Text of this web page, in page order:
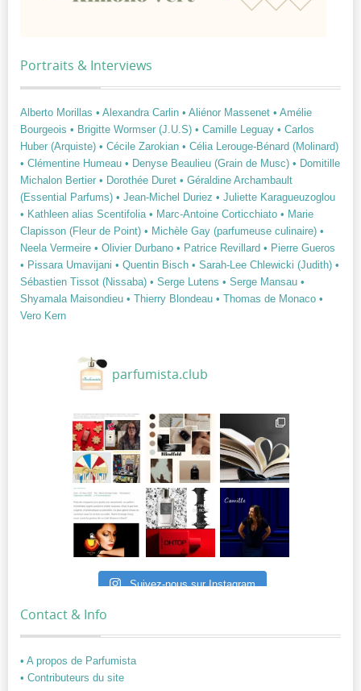
Portraits & Interviews
Alberto Morillas • Alexandra Carlin • Aliénor Massenet • Amélie
Bourgeois • Brigitte Wormser (J.U.S) • Camille Leguay • Carlos
Huber (Arquiste) • Cécile Zarokian • Célia Lerouge-Bénard (Molinard)
• Clémentine Humeau • Denyse Beaulieu (Grain de Musc) • Domitille
Michalon Bertier • Dorothée Duret • Géraldine Archambault
(Essential Parfums) • Jean-Michel Duriez • Juliette Karagueuzoglou
• Kathleen alias Scentifolia • Marc-Antoine Corticchiato • Marie
Clapisson (Fleur de Point) • Michèle Gay (parfumeuse culinaire) •
Neela Vermeire • Olivier Durbano • Patrice Revillard • Pierre Gueros
• Pissara Umavijani • Quentin Bisch • Sarah-Lee Chlewicki (Judith) •
Sébastien Tissot (Nissaba) • Serge Lutens • Serge Mansau •
Shyamala Maisondieu • Thierry Blondeau • Thomas de Monaco •
Vero Kern
parfumista.club
Suivez-nous sur Instagram
Contact & Info
• A propos de Parfumista
• Contributeurs du site